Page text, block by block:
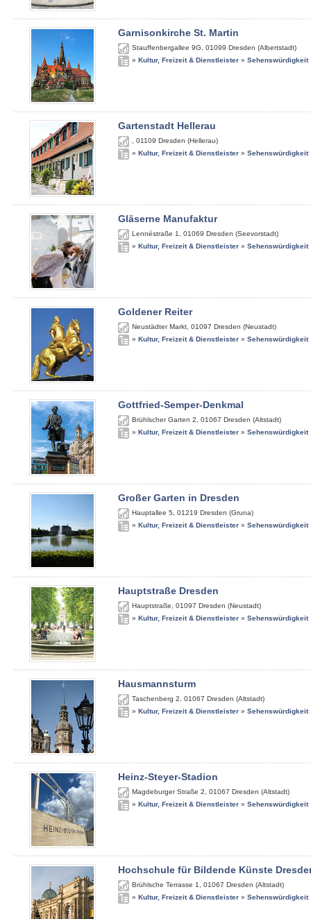
Garnisonkirche St. Martin
Stauffenbergallee 9G 01099 Dresden (Albertstadt)
» Kultur, Freizeit & Dienstleister » Sehenswürdigkeit
Gartenstadt Hellerau
01109 Dresden (Hellerau)
» Kultur, Freizeit & Dienstleister » Sehenswürdigkeit
Gläserne Manufaktur
Lennéstraße 1 01069 Dresden (Seevorstadt)
» Kultur, Freizeit & Dienstleister » Sehenswürdigkeit
Goldener Reiter
Neustädter Markt 01097 Dresden (Neustadt)
» Kultur, Freizeit & Dienstleister » Sehenswürdigkeit
Gottfried-Semper-Denkmal
Brühlscher Garten 2 01067 Dresden (Altstadt)
» Kultur, Freizeit & Dienstleister » Sehenswürdigkeit
Großer Garten in Dresden
Hauptallee 5 01219 Dresden (Gruna)
» Kultur, Freizeit & Dienstleister » Sehenswürdigkeit
Hauptstraße Dresden
Hauptstraße 01097 Dresden (Neustadt)
» Kultur, Freizeit & Dienstleister » Sehenswürdigkeit
Hausmannsturm
Taschenberg 2 01067 Dresden (Altstadt)
» Kultur, Freizeit & Dienstleister » Sehenswürdigkeit
Heinz-Steyer-Stadion
Magdeburger Straße 2 01067 Dresden (Altstadt)
» Kultur, Freizeit & Dienstleister » Sehenswürdigkeit
Hochschule für Bildende Künste
Brühlsche Terrasse 1 01067 Dresden (Altstadt)
» Kultur, Freizeit & Dienstleister » Sehenswürdigkeit